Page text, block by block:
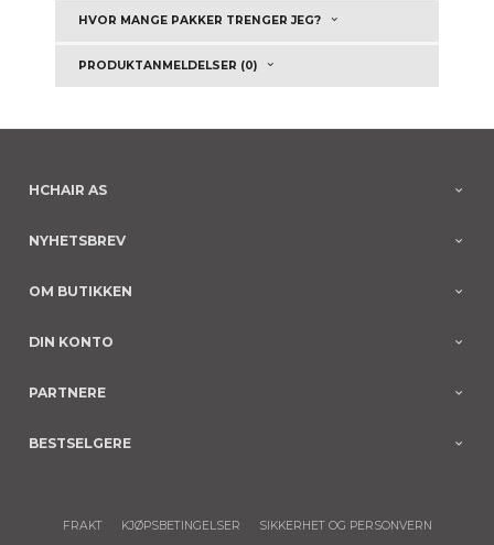
HVOR MANGE PAKKER TRENGER JEG?
PRODUKTANMELDELSER (0)
HCHAIR AS
NYHETSBREV
OM BUTIKKEN
DIN KONTO
PARTNERE
BESTSELGERE
FRAKT KJØPSBETINGELSER SIKKERHET OG PERSONVERN